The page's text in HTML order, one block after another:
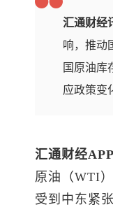
汇通财
响，推动
国原油库
应政策变
汇通财经
原油（WTI
受到中东紧